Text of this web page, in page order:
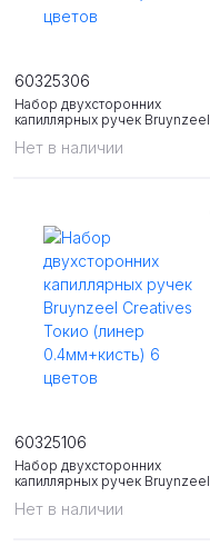
Нет в наличии
Набор двухсторонних
капиллярных ручек Bruynzeel
0.4мм+кисть) 6 цветов
60325306
Нет в наличии
Набор двухсторонних
капиллярных ручек Bruynzeel
0.4мм+кисть) 6 цветов
60325106